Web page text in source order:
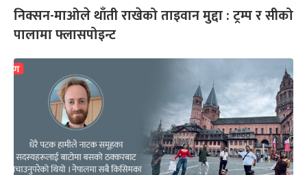
निक्सन-माओले थाँती राखेको ताइवान मुद्दा : ट्रम्प र सीको
पालामा फ्लासपोइन्ट